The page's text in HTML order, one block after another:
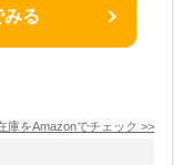
みる
庫をAmazonでチェック >>